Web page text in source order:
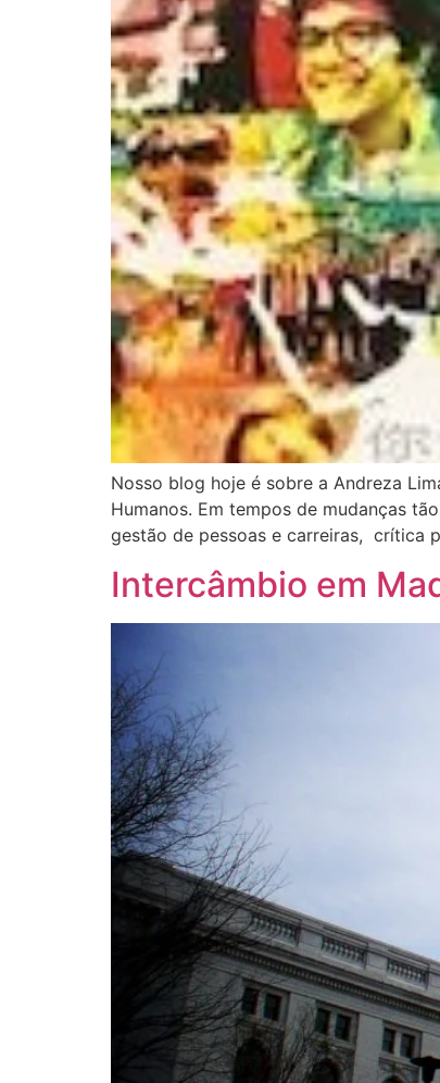
Nosso blog hoje é sobre a Andreza
Humanos. Em tempos de mudanças
gestão de pessoas e carreiras, crítica
Intercâmbio em